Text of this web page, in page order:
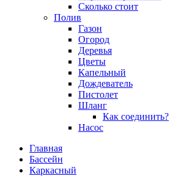
Сколько стоит
Полив
Газон
Огород
Деревья
Цветы
Капельный
Дождеватель
Пистолет
Шланг
Как соединить?
Насос
Главная
Бассейн
Каркасный